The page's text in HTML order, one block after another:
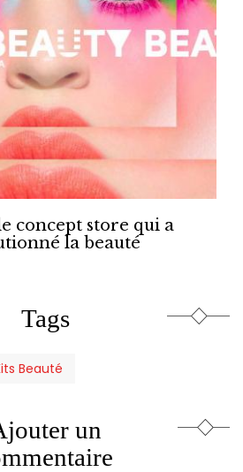
concept store qui a
la beauté
Tags
Beauté
un